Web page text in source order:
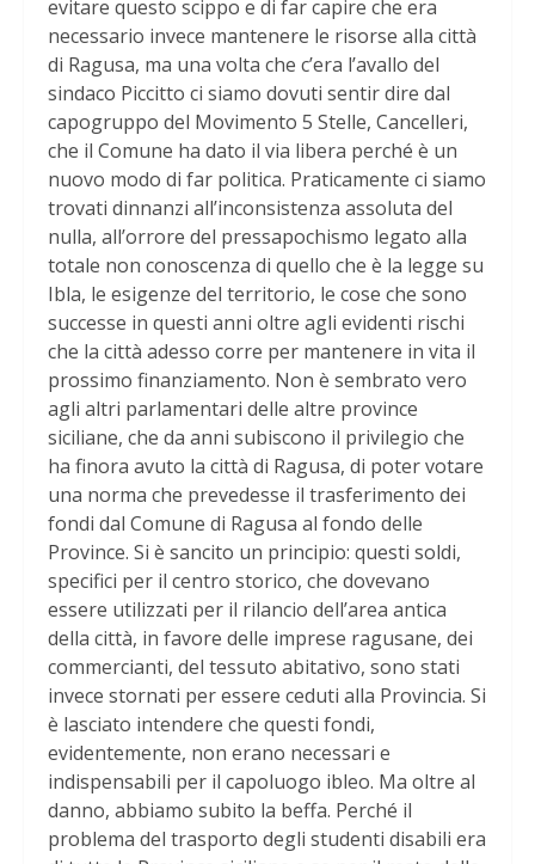
evitare questo scippo e di far capire che era
necessario invece mantenere le risorse alla città
di Ragusa, ma una volta che c’era l’avallo del
sindaco Piccitto ci siamo dovuti sentir dire dal
capogruppo del Movimento 5 Stelle, Cancelleri,
che il Comune ha dato il via libera perché è un
nuovo modo di far politica. Praticamente ci siamo
trovati dinnanzi all’inconsistenza assoluta del
nulla, all’orrore del pressapochismo legato alla
totale non conoscenza di quello che è la legge su
Ibla, le esigenze del territorio, le cose che sono
successe in questi anni oltre agli evidenti rischi
che la città adesso corre per mantenere in vita il
prossimo finanziamento. Non è sembrato vero
agli altri parlamentari delle altre province
siciliane, che da anni subiscono il privilegio che
ha finora avuto la città di Ragusa, di poter votare
una norma che prevedesse il trasferimento dei
fondi dal Comune di Ragusa al fondo delle
Province. Si è sancito un principio: questi soldi,
specifici per il centro storico, che dovevano
essere utilizzati per il rilancio dell’area antica
della città, in favore delle imprese ragusane, dei
commercianti, del tessuto abitativo, sono stati
invece stornati per essere ceduti alla Provincia. Si
è lasciato intendere che questi fondi,
evidentemente, non erano necessari e
indispensabili per il capoluogo ibleo. Ma oltre al
danno, abbiamo subito la beffa. Perché il
problema del trasporto degli studenti disabili era